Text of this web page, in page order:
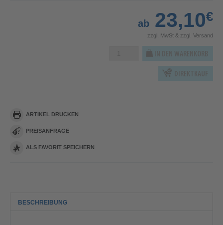
ab 23,10€
zzgl. MwSt & zzgl. Versand
ARTIKEL DRUCKEN
PREISANFRAGE
ALS FAVORIT SPEICHERN
BESCHREIBUNG